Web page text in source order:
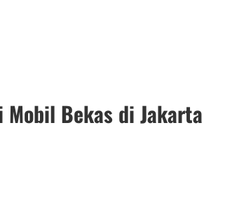
Bekas di Jakarta